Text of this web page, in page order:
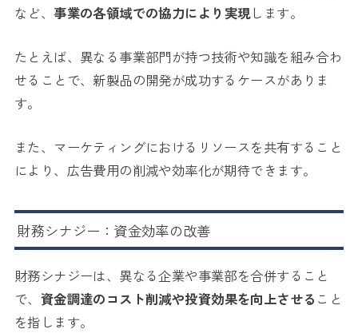
など、事業の各領域での協力により実現します。
たとえば、異なる事業部門が持つ技術や知識を組み合わ
せることで、新製品の開発が成功するケースがありま
す。
また、マーケティングにおけるリソースを共有すること
により、広告費用の削減や効率化が期待できます。
財務シナジー：資金効率の改善
財務シナジーは、異なる企業や事業部を合併すること
で、 資金調達のコスト削減や投資効果を向上させる こと
を指します。